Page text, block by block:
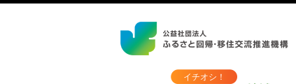
イチオシ！